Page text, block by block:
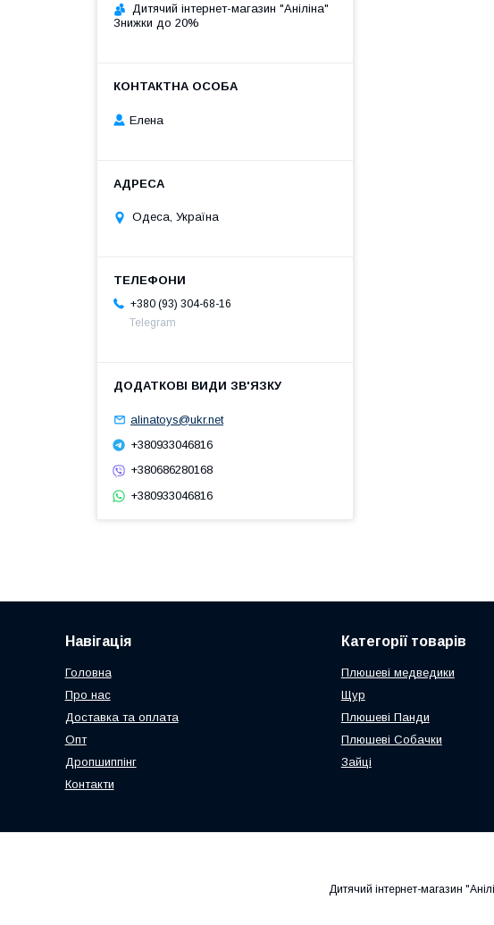
Дитячий інтернет-магазин "Аніліна"
Знижки до 20%
Елена
Одеса, Україна
+380 (93) 304-68-16
Telegram
alinatoys@ukr.net
+380933046816
+380686280168
+380933046816
Навігація
Головна
Про нас
Доставка та оплата
Опт
Дропшиппінг
Контакти
Категорії товарів
Плюшеві медведики
Щур
Плюшеві Панди
Плюшеві Собачки
Зайці